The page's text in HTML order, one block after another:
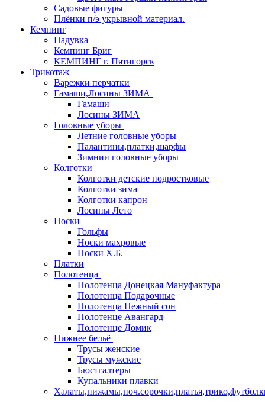
Садовые фигуры
Плёнки п/э укрывной материал.
Кемпинг
Надувка
Кемпинг Бриг
КЕМПИНГ г. Пятигорск
Трикотаж
Варежки перчатки
Гамаши,Лосины ЗИМА
Гамаши
Лосины ЗИМА
Головные уборы
Летние головные уборы
Палантины,платки,шарфы
Зимнии головные уборы
Колготки
Колготки детские подростковые
Колготки зима
Колготки капрон
Лосины Лето
Носки
Гольфы
Носки махровые
Носки Х.Б.
Платки
Полотенца
Полотенца Донецкая Мануфактура
Полотенца Подарочные
Полотенца Нежный сон
Полотенце Авангард
Полотенце Домик
Нижнее бельё
Трусы женские
Трусы мужские
Бюстгалтеры
Купальники плавки